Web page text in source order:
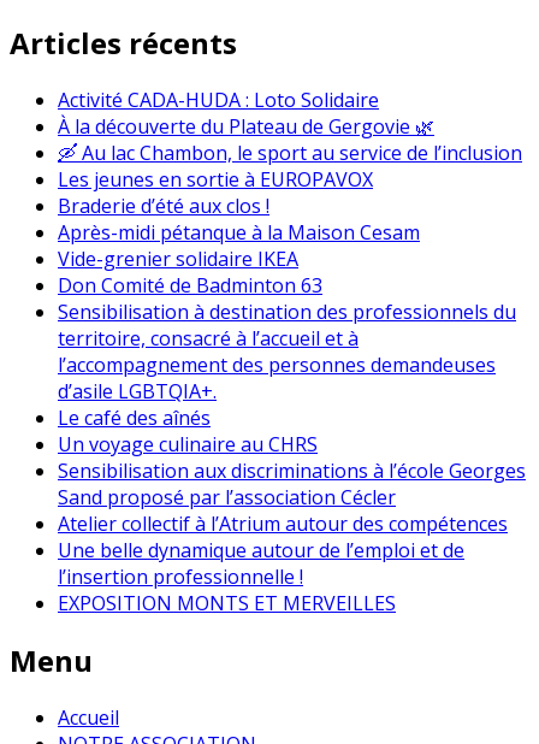
Articles récents
Activité CADA-HUDA : Loto Solidaire
À la découverte du Plateau de Gergovie 🌿
🛶 Au lac Chambon, le sport au service de l’inclusion
Les jeunes en sortie à EUROPAVOX
Braderie d’été aux clos !
Après-midi pétanque à la Maison Cesam
Vide-grenier solidaire IKEA
Don Comité de Badminton 63
Sensibilisation à destination des professionnels du
territoire, consacré à l’accueil et à
l’accompagnement des personnes demandeuses
d’asile LGBTQIA+.
Le café des aînés
Un voyage culinaire au CHRS
Sensibilisation aux discriminations à l’école Georges
Sand proposé par l’association Cécler
Atelier collectif à l’Atrium autour des compétences
Une belle dynamique autour de l’emploi et de
l’insertion professionnelle !
EXPOSITION MONTS ET MERVEILLES
Menu
Accueil